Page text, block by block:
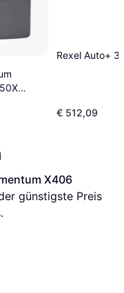
Rexel Auto+
€ 512,09
X406
günstigste Preis